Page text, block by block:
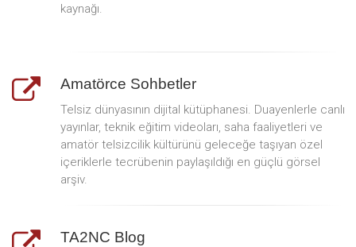
kaynağı.
Amatörce Sohbetler
Telsiz dünyasının dijital kütüphanesi. Duayenlerle canlı
yayınlar, teknik eğitim videoları, saha faaliyetleri ve
amatör telsizcilik kültürünü geleceğe taşıyan özel
içeriklerle tecrübenin paylaşıldığı en güçlü görsel
arşiv.
TA2NC Blog